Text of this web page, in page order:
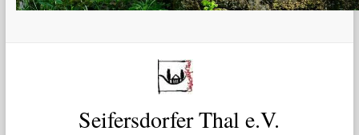
Seifersdorfer Thal e.V.